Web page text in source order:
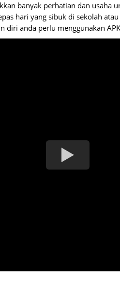
banyak perhatian dan usaha
hari yang sibuk di sekolah
diri anda perlu menggunakan